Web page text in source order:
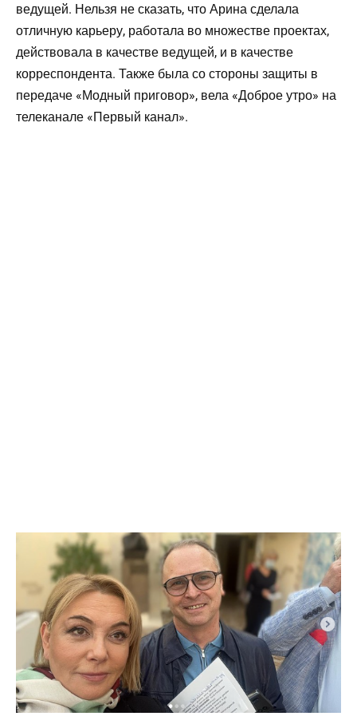
ведущей. Нельзя не сказать, что Арина сделала
отличную карьеру, работала во множестве проектах,
действовала в качестве ведущей, и в качестве
корреспондента. Также была со стороны защиты в
передаче «Модный приговор», вела «Доброе утро» на
телеканале «Первый канал».